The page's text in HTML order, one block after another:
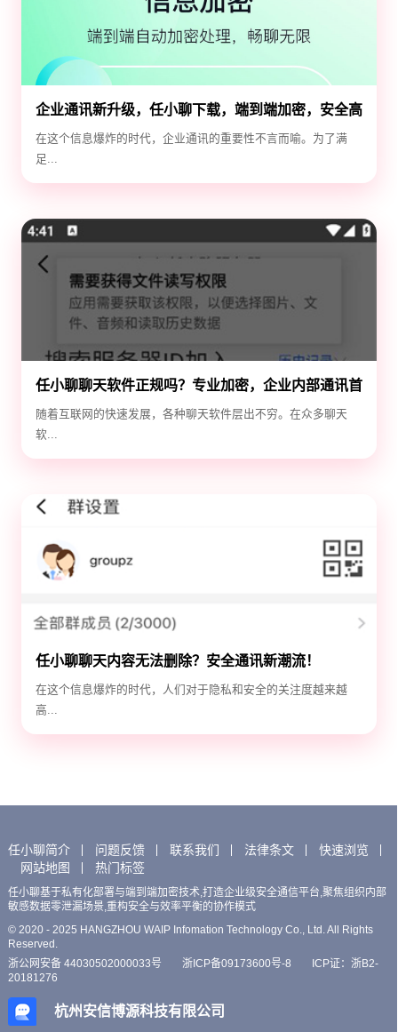
企业通讯新升级，任小聊下载，端到端加密，安全高
效！
在这个信息爆炸的时代，企业通讯的重要性不言而喻。为了满
足...
任小聊聊天软件正规吗？专业加密，企业内部通讯首
选！
随着互联网的快速发展，各种聊天软件层出不穷。在众多聊天
软...
任小聊聊天内容无法删除？安全通讯新潮流！
在这个信息爆炸的时代，人们对于隐私和安全的关注度越来越
高...
任小聊简介 问题反馈 联系我们 法律条文
快速浏览
网站地图
热门标签
任小聊基于私有化部署与端到端加密技术,打造企业级安全通信平台,聚焦组织内部
敏感数据零泄漏场景,重构安全与效率平衡的协作模式
© 2020 - 2025 HANGZHOU WAIP Infomation Technology Co., Ltd. All Rights
Reserved.
浙公网安备 44030502000033号
浙ICP备09173600号-8
ICP证：浙B2-
20181276
杭州安信博源科技有限公司